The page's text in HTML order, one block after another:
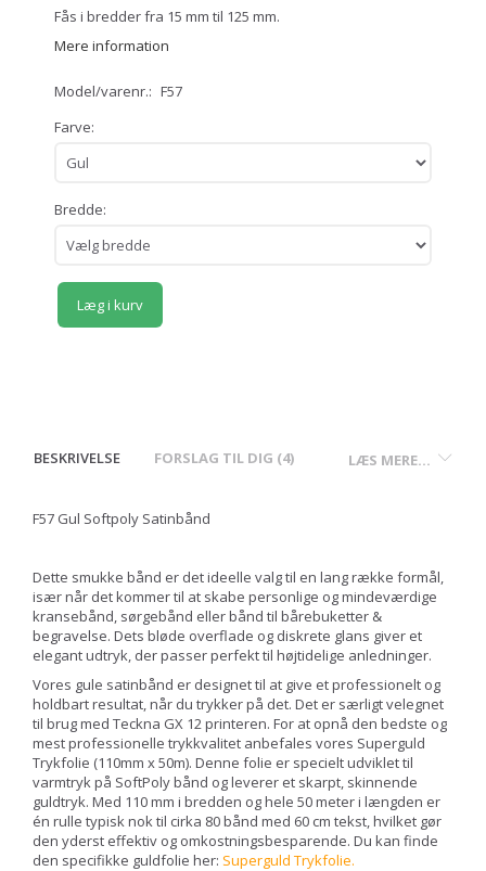
Fås i bredder fra 15 mm til 125 mm.
Mere information
Model/varenr.: F57
Farve:
Bredde:
Læg i kurv
LÆS MERE...
BESKRIVELSE FORSLAG TIL DIG (4)
F57 Gul Softpoly Satinbånd
Dette smukke bånd er det ideelle valg til en lang række formål,
især når det kommer til at skabe personlige og mindeværdige
kransebånd, sørgebånd eller bånd til bårebuketter &
begravelse. Dets bløde overflade og diskrete glans giver et
elegant udtryk, der passer perfekt til højtidelige anledninger.
Vores gule satinbånd er designet til at give et professionelt og
holdbart resultat, når du trykker på det. Det er særligt velegnet
til brug med Teckna GX 12 printeren. For at opnå den bedste og
mest professionelle trykkvalitet anbefales vores Superguld
Trykfolie (110mm x 50m). Denne folie er specielt udviklet til
varmtryk på SoftPoly bånd og leverer et skarpt, skinnende
guldtryk. Med 110 mm i bredden og hele 50 meter i længden er
én rulle typisk nok til cirka 80 bånd med 60 cm tekst, hvilket gør
den yderst effektiv og omkostningsbesparende. Du kan finde
den specifikke guldfolie her: Superguld Trykfolie.